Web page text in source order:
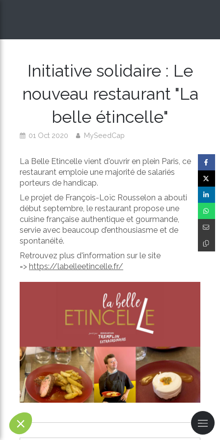
Initiative solidaire : Le
nouveau restaurant "La
belle étincelle"
01 Oct 2020 MySeedCap
La Belle Etincelle vient d'ouvrir en plein Paris, ce
restaurant emploie une majorité de salariés
porteurs de handicap.
Le projet de François-Loïc Rousselon a abouti
début septembre, le restaurant propose une
cuisine française authentique et gourmande,
servie avec beaucoup d’enthousiasme et de
spontanéité.
Retrouvez plus d'information sur le site
=> https://labelleetincelle.fr/